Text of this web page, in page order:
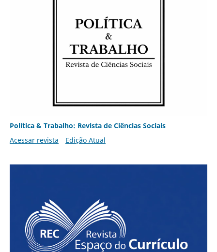
Política & Trabalho: Revista de Ciências Sociais
Acessar revista
Edição Atual